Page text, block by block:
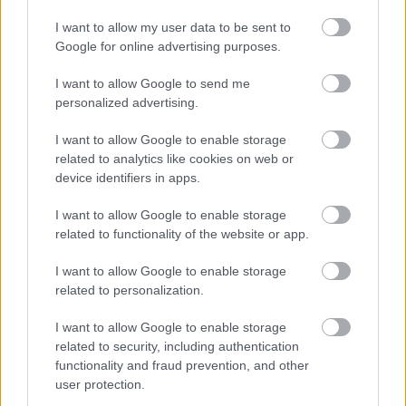
I want to allow my user data to be sent to
Google for online advertising purposes.
I want to allow Google to send me
personalized advertising.
I want to allow Google to enable storage
related to analytics like cookies on web or
device identifiers in apps.
I want to allow Google to enable storage
related to functionality of the website or app.
I want to allow Google to enable storage
related to personalization.
I want to allow Google to enable storage
related to security, including authentication
functionality and fraud prevention, and other
user protection.
Barba Péter, Lendvai Péter, Szakács Sára,
Mantlik Judit, Székely Balázs
Díszlet:Menczel RóbertJászai-díjas
Jelmez:Laczó Henriette
Dramaturg:Željka Udovičić
Irodalmi munkatárs:Dúró Gábor
Zenei munkatárs:Szakács Sára
Rendezőasszisztens:
Gribovszky Pál
Színpadmester:Farkas Gábor
Súgó:Gah Erzsébet
Rendező munkatársa:Kerekes Valéria
Rendező: PAOLO MAGELLI